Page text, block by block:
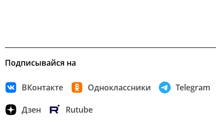
Подписывайся на
ВКонтакте Одноклассники Telegram
Дзен Rutube